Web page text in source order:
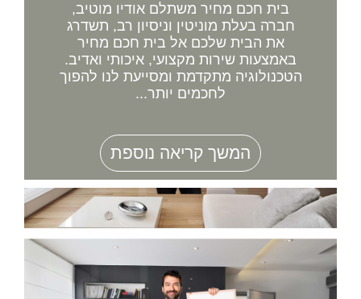
בית חכם מחיר משתלם אודיו מוטיב,
חברה בעלת מוניטין וניסיון רב, תשדרג
את הבית שלכם אל בית חכם מחיר
באמצעות שירות מקצועי, איכותי ואדיב.
הטכנולוגיה מתקדמת ומסייעת לנו להפוך
לחכמים יותר...
המשך קריאה נוספת